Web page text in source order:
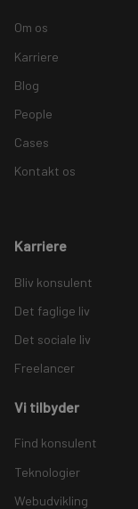
Om os
Karriere
Blog
People
Cases
Kontakt os
Karriere
Bliv konsulent
Det faglige liv
Det sociale liv
Freelancer
Vi tilbyder
Find konsulent
Teknologier
Webudvikling